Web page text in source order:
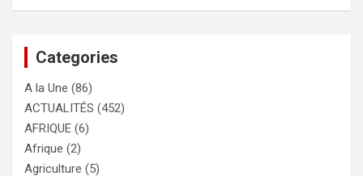
Categories
A la Une (86)
ACTUALITÉS (452)
AFRIQUE (6)
Afrique (2)
Agriculture (5)